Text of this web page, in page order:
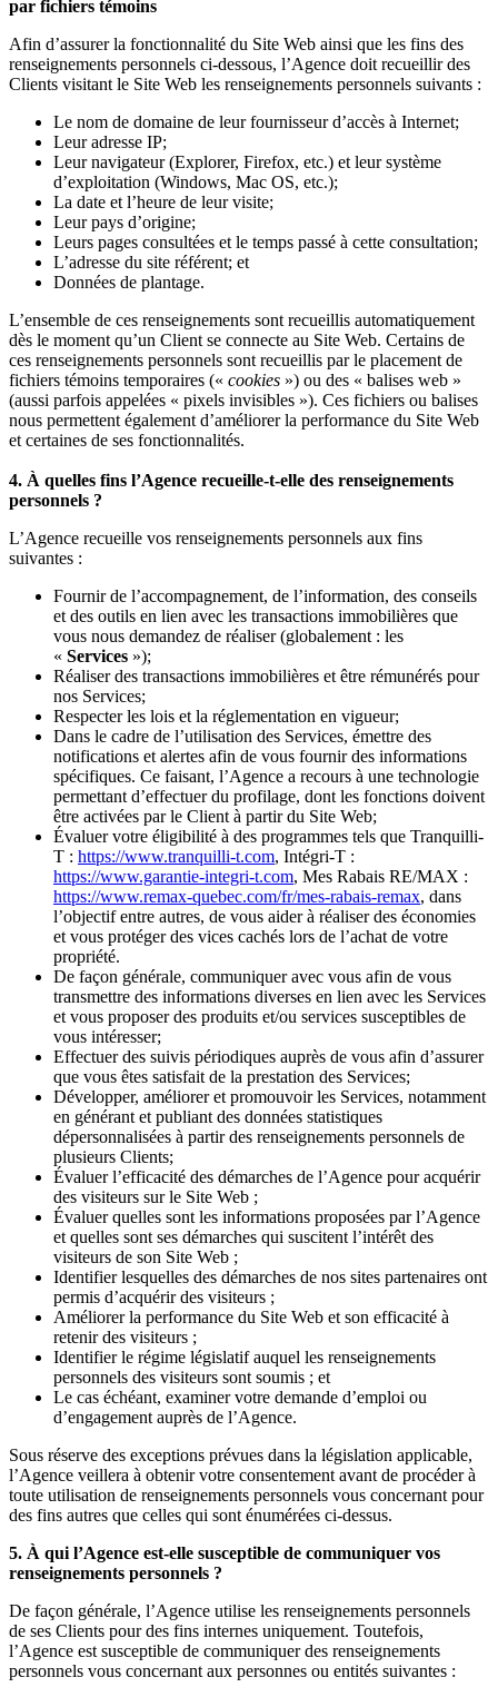
par fichiers témoins
Afin d’assurer la fonctionnalité du Site Web ainsi que les fins des
renseignements personnels ci-dessous, l’Agence doit recueillir des
Clients visitant le Site Web les renseignements personnels suivants :
Le nom de domaine de leur fournisseur d’accès à Internet;
Leur adresse IP;
Leur navigateur (Explorer, Firefox, etc.) et leur système
d’exploitation (Windows, Mac OS, etc.);
La date et l’heure de leur visite;
Leur pays d’origine;
Leurs pages consultées et le temps passé à cette consultation;
L’adresse du site référent; et
Données de plantage.
L’ensemble de ces renseignements sont recueillis automatiquement
dès le moment qu’un Client se connecte au Site Web. Certains de
ces renseignements personnels sont recueillis par le placement de
fichiers témoins temporaires (« cookies ») ou des « balises web »
(aussi parfois appelées « pixels invisibles »). Ces fichiers ou balises
nous permettent également d’améliorer la performance du Site Web
et certaines de ses fonctionnalités.
4. À quelles fins l’Agence recueille-t-elle des renseignements
personnels ?
L’Agence recueille vos renseignements personnels aux fins
suivantes :
Fournir de l’accompagnement, de l’information, des conseils
et des outils en lien avec les transactions immobilières que
vous nous demandez de réaliser (globalement : les
« Services »);
Réaliser des transactions immobilières et être rémunérés pour
nos Services;
Respecter les lois et la réglementation en vigueur;
Dans le cadre de l’utilisation des Services, émettre des
notifications et alertes afin de vous fournir des informations
spécifiques. Ce faisant, l’Agence a recours à une technologie
permettant d’effectuer du profilage, dont les fonctions doivent
être activées par le Client à partir du Site Web;
Évaluer votre éligibilité à des programmes tels que Tranquilli-
T : https://www.tranquilli-t.com, Intégri-T :
https://www.garantie-integri-t.com, Mes Rabais RE/MAX :
https://www.remax-quebec.com/fr/mes-rabais-remax, dans
l’objectif entre autres, de vous aider à réaliser des économies
et vous protéger des vices cachés lors de l’achat de votre
propriété.
De façon générale, communiquer avec vous afin de vous
transmettre des informations diverses en lien avec les Services
et vous proposer des produits et/ou services susceptibles de
vous intéresser;
Effectuer des suivis périodiques auprès de vous afin d’assurer
que vous êtes satisfait de la prestation des Services;
Développer, améliorer et promouvoir les Services, notamment
en générant et publiant des données statistiques
dépersonnalisées à partir des renseignements personnels de
plusieurs Clients;
Évaluer l’efficacité des démarches de l’Agence pour acquérir
des visiteurs sur le Site Web ;
Évaluer quelles sont les informations proposées par l’Agence
et quelles sont ses démarches qui suscitent l’intérêt des
visiteurs de son Site Web ;
Identifier lesquelles des démarches de nos sites partenaires ont
permis d’acquérir des visiteurs ;
Améliorer la performance du Site Web et son efficacité à
retenir des visiteurs ;
Identifier le régime législatif auquel les renseignements
personnels des visiteurs sont soumis ; et
Le cas échéant, examiner votre demande d’emploi ou
d’engagement auprès de l’Agence.
Sous réserve des exceptions prévues dans la législation applicable,
l’Agence veillera à obtenir votre consentement avant de procéder à
toute utilisation de renseignements personnels vous concernant pour
des fins autres que celles qui sont énumérées ci-dessus.
5. À qui l’Agence est-elle susceptible de communiquer vos
renseignements personnels ?
De façon générale, l’Agence utilise les renseignements personnels
de ses Clients pour des fins internes uniquement. Toutefois,
l’Agence est susceptible de communiquer des renseignements
personnels vous concernant aux personnes ou entités suivantes :